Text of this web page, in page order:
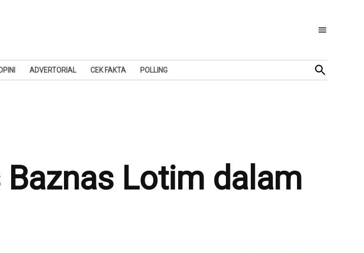
ADVERTORIAL CEK FAKTA POLLING
Open
Search
Lotim dalam